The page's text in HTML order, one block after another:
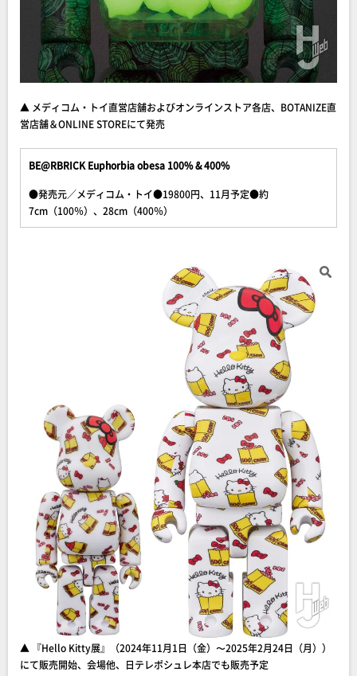
▲ メディコム・トイ直営店舗およびオンラインストア各店、BOTANIZE直
営店舗＆ONLINE STOREにて発売
BE@RBRICK Euphorbia obesa 100% & 400%
●発売元／メディコム・トイ●19800円、11月予定●約
7cm（100％）、28cm（400％）
▲ 『Hello Kitty展』（2024年11月1日（金）〜2025年2月24日（月））
にて販売開始、会場他、日テレポシュレ本店でも販売予定